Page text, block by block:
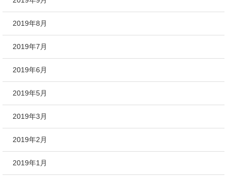
2019年8月
2019年7月
2019年6月
2019年5月
2019年3月
2019年2月
2019年1月